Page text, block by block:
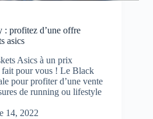
: profitez d’une offre
asics
Asics à un prix
fait pour vous ! Le Black
pour profiter d’une vente
de running ou lifestyle
14, 2022